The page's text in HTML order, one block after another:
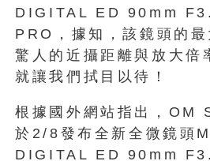
DIGITAL ED 90mm
PRO，據知，該鏡頭的
驚人的近攝距離與放大倍
就讓我們拭目以待！
根據國外網站指出，OM
於2/8發布全新全微鏡頭
DIGITAL ED 90mm